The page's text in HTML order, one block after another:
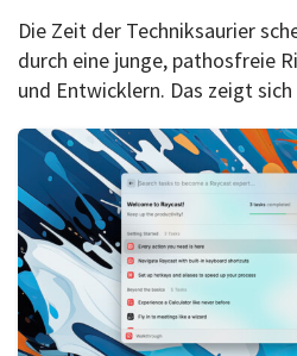
Die Zeit der Techniksaurier
durch eine junge, pathosfreie
und Entwicklern. Das zeigt sich